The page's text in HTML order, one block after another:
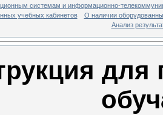
системам и информационно-
учебных кабинетов
О наличии
Анализ
для